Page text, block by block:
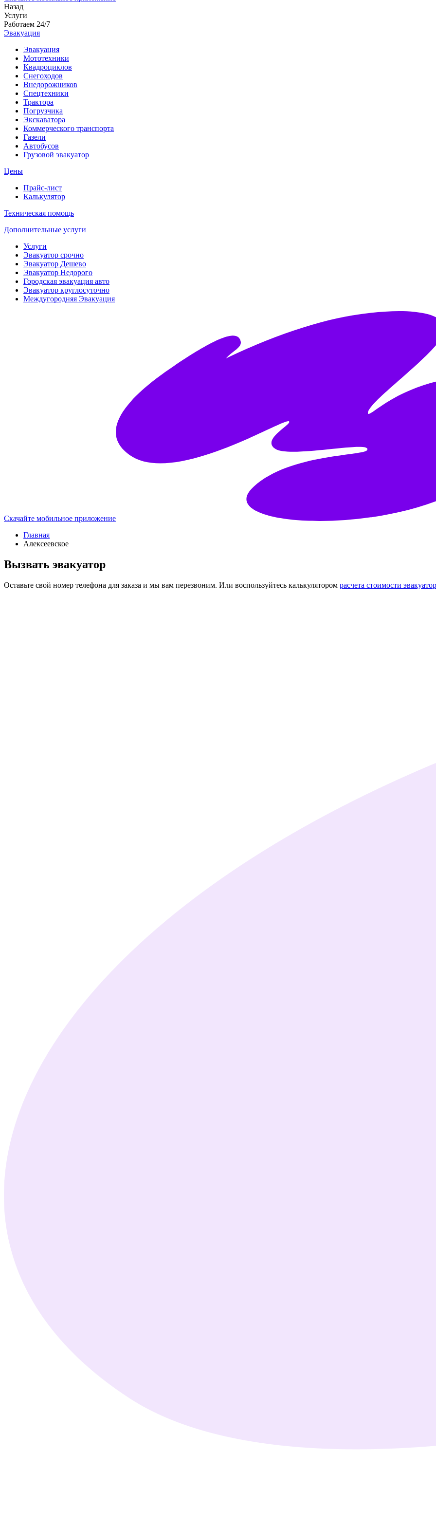
Назад
Услуги
Работаем 24/7
Эвакуация
Эвакуация
Мототехники
Квадроциклов
Снегоходов
Внедорожников
Спецтехники
Трактора
Погрузчика
Экскаватора
Коммерческого транспорта
Газели
Автобусов
Грузовой эвакуатор
Цены
Прайс-лист
Калькулятор
Техническая помощь
Дополнительные услуги
Услуги
Эвакуатор срочно
Эвакуатор Дешево
Эвакуатор Недорого
Городская эвакуация авто
Эвакуатор круглосуточно
Междугородняя Эвакуация
Скачайте мобильное приложение
Главная
Алексеевское
Вызвать эвакуатор
Оставьте свой номер телефона для заказа и мы вам перезвоним. Или воспользуйтесь калькулятором расчета стоимости